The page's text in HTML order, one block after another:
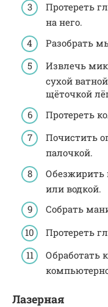
Протереть
на него.
Разобрать
Извлечь
сухой
щёточкой
Протереть
Почистить
палочкой.
Обезжирить
или водкой.
Собрать
Протереть
Обработать
Лазерная